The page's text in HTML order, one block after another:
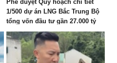
Phê duyệt Quy hoạch chi tiết
1/500 dự án LNG Bắc Trung Bộ
tổng vốn đầu tư gần 27.000 tỷ
đồng tại Hà Tĩnh